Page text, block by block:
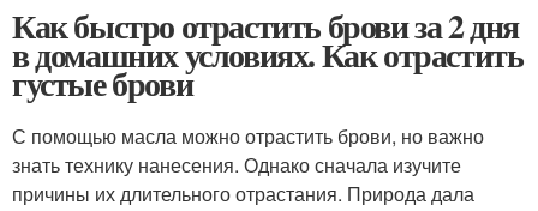
Как быстро отрастить брови за 2 дня
в домашних условиях. Как отрастить
густые брови
С помощью масла можно отрастить брови, но важно
знать технику нанесения. Однако сначала изучите
причины их длительного отрастания. Природа дала